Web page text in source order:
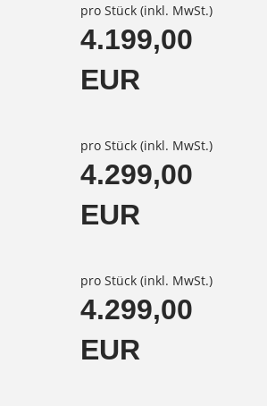
pro Stück (inkl. MwSt.)
4.199,00
EUR
pro Stück (inkl. MwSt.)
4.299,00
EUR
pro Stück (inkl. MwSt.)
4.299,00
EUR